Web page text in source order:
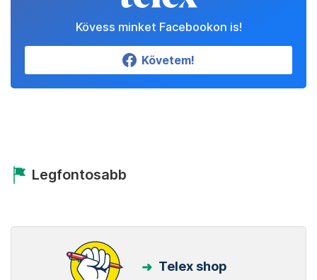
Kövess minket Facebookon is!
Követem!
Legfontosabb
Telex shop